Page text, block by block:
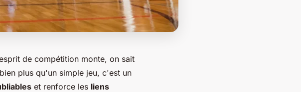
de compétition monte, on sait
plus qu'un simple jeu, c'est un
et renforce les liens